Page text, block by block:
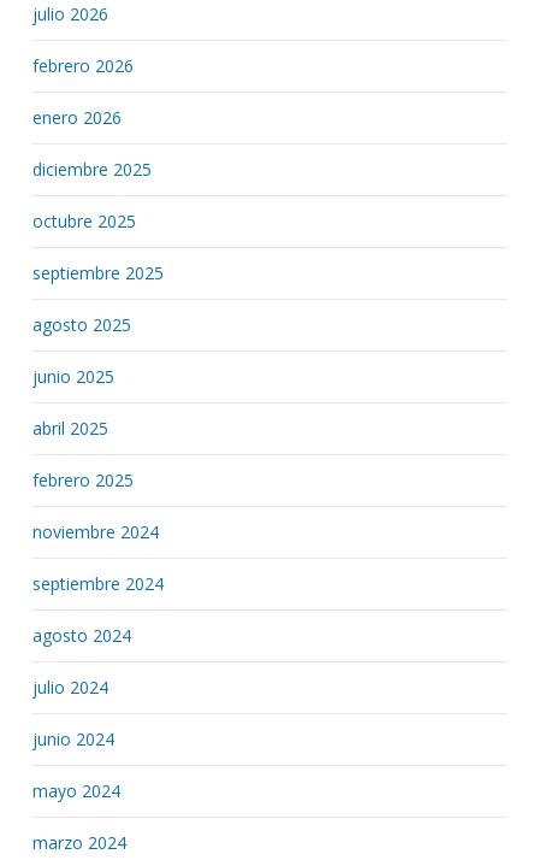
julio 2026
febrero 2026
enero 2026
diciembre 2025
octubre 2025
septiembre 2025
agosto 2025
junio 2025
abril 2025
febrero 2025
noviembre 2024
septiembre 2024
agosto 2024
julio 2024
junio 2024
mayo 2024
marzo 2024